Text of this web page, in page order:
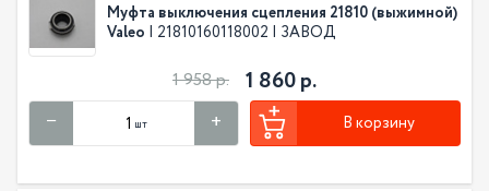
Муфта выключения сцепления 21810 (выжимной)
Valeo | 21810160118002 | ЗАВОД
1 958 р. 1 860 р.
шт В корзину